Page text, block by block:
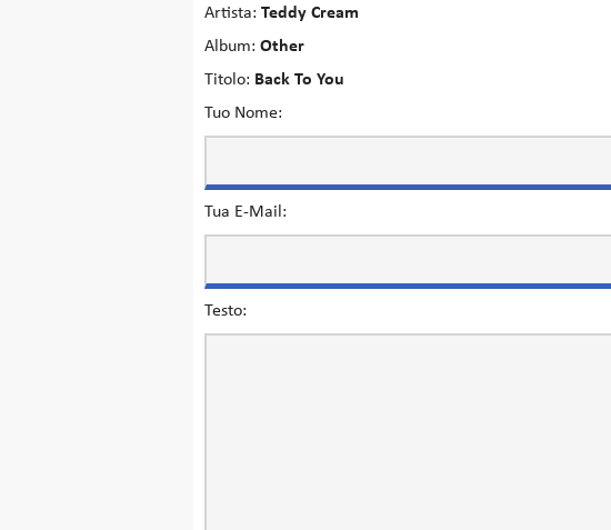
Artista: Teddy Cream
Album: Other
Titolo: Back To You
Tuo Nome:
Tua E-Mail:
Testo: